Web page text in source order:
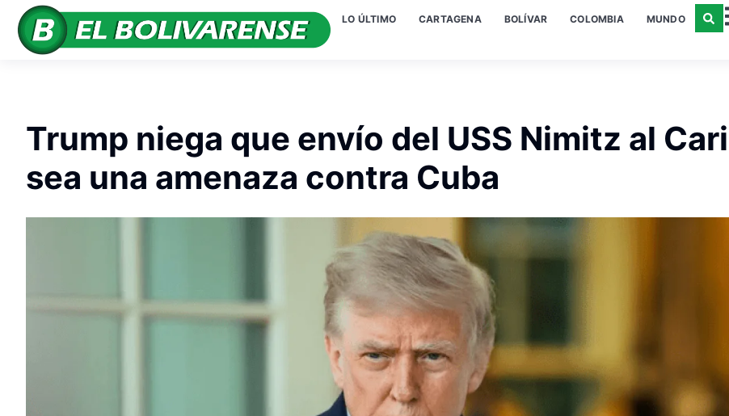
LO ÚLTIMO CARTAGENA BOLÍVAR COLOMBIA MUNDO
Trump niega que envío del USS Nimitz al
sea una amenaza contra Cuba